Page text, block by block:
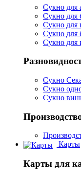
Сукно для
Сукно для
Сукно для
Сукно для
Сукно для
Сукно
Сукно
Сукно
Карты
Карты для